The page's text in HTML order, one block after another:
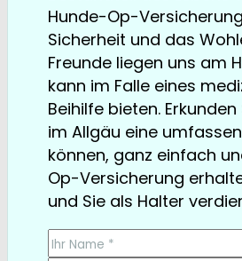
Hunde-Op-
Sicherheit und das
Freunde liegen uns am
kann im Falle eines
Beihilfe bieten.
im Allgäu eine
können, ganz einfach
Op-Versicherung
und Sie als Halter